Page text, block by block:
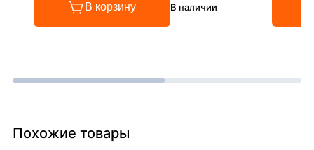
В корзину В наличии
Похожие товары